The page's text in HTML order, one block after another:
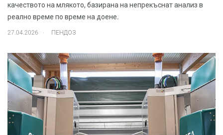
качеството на млякото, базирана на непрекъснат анализ в
реално време по време на доене.
27.04.2026 ПЕНДОЗ